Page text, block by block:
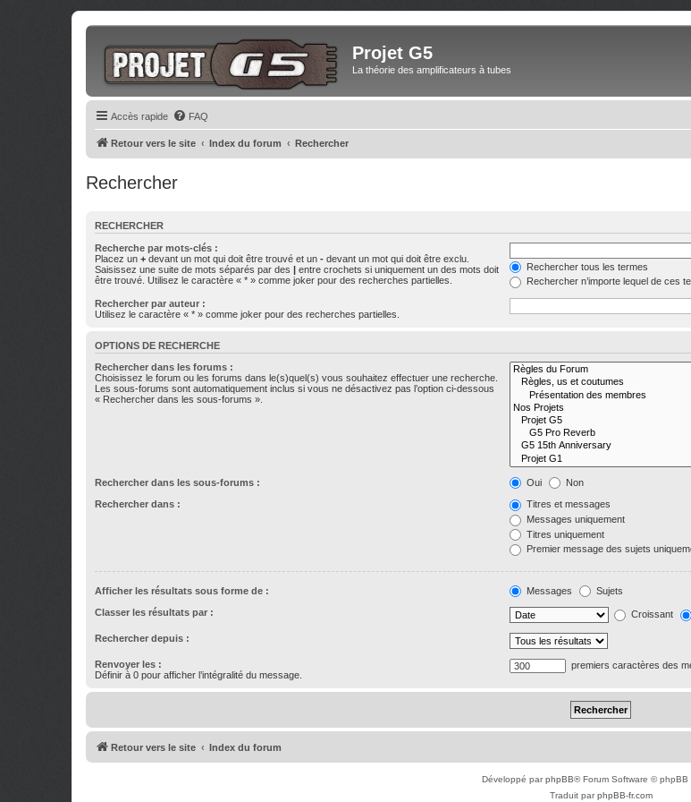
Projet G5
La théorie des amplificateurs à tubes
Accès rapide FAQ
Retour vers le site Index du forum Rechercher
Rechercher
RECHERCHER
Recherche par mots-clés :
Placez un + devant un mot qui doit être trouvé et un - devant un mot qui doit être exclu.
Saisissez une suite de mots séparés par des | entre crochets si uniquement un des mots doit
être trouvé. Utilisez le caractère « * » comme joker pour des recherches partielles.
Rechercher tous les termes
Rechercher n’importe lequel de ces
Rechercher par auteur :
Utilisez le caractère « * » comme joker pour des recherches partielles.
OPTIONS DE RECHERCHE
Rechercher dans les forums :
Choisissez le forum ou les forums dans le(s)quel(s) vous souhaitez effectuer une recherche.
Les sous-forums sont automatiquement inclus si vous ne désactivez pas l’option ci-dessous
« Rechercher dans les sous-forums ».
Rechercher dans les sous-forums : Oui Non
Rechercher dans :
Titres et messages
Messages uniquement
Titres uniquement
Premier message des sujets
Afficher les résultats sous forme de : Messages Sujets
Classer les résultats par : Croissant
Rechercher depuis :
Renvoyer les :
Définir à 0 pour afficher l’intégralité du message.
premiers caractères des
Retour vers le site Index du forum
Développé parphpBB® Forum Software © phpBB
Traduit parphpBB-fr.com